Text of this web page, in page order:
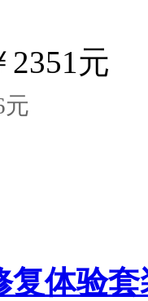
2351元
元
复体验套